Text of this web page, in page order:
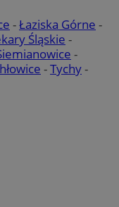
-Łaziska Górne -
Śląskie -
-
-Tychy-